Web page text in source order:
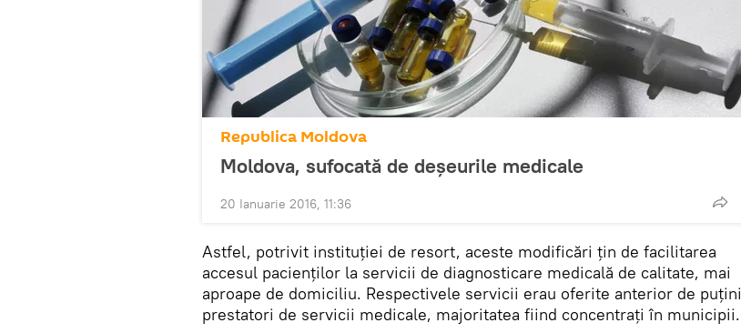
Republica Moldova
Moldova, sufocată de deșeurile medicale
20 Ianuarie 2016, 11:36
Astfel, potrivit instituţiei de resort, aceste modificări țin de facilitarea
accesul pacienților la servicii de diagnosticare medicală de calitate, mai
aproape de domiciliu. Respectivele servicii erau oferite anterior de puțini
prestatori de servicii medicale, majoritatea fiind concentrați în municipii.